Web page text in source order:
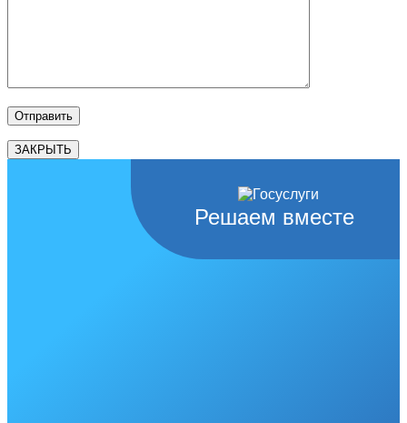
ЗАКРЫТЬ
Решаем вместе